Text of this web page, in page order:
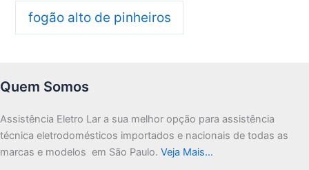
fogão alto de pinheiros
Quem Somos
Assistência Eletro Lar a sua melhor opção para assistência
técnica eletrodomésticos importados e nacionais de todas as
marcas e modelos em São Paulo. Veja Mais…